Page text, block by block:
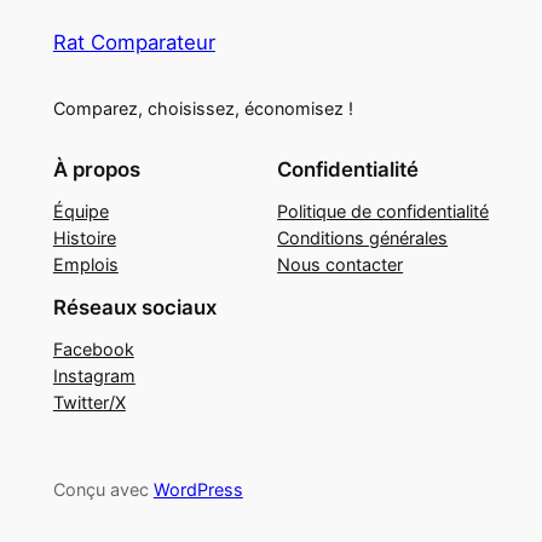
Rat Comparateur
Comparez, choisissez, économisez !
À propos
Équipe
Histoire
Emplois
Confidentialité
Politique de confidentialité
Conditions générales
Nous contacter
Réseaux sociaux
Facebook
Instagram
Twitter/X
Conçu avec WordPress